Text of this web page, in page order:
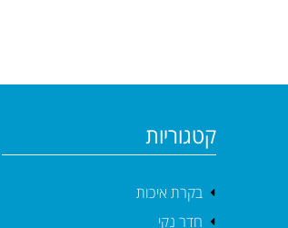
קטגוריות
בקרת איכות
חדר נקי